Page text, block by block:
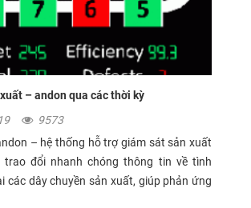
– andon qua các thời kỳ
9573
– hệ thống hỗ trợ giám sát sản xuất
đổi nhanh chóng thông tin về tình
các dây chuyền sản xuất, giúp phản ứng
giảm thời gian ngừng trệ sản xuất. Vậy